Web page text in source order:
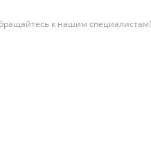
к нашим специалистам!